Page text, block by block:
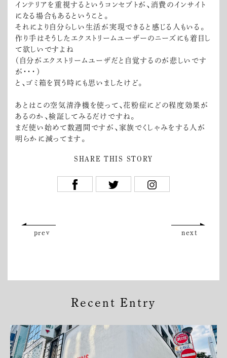
インテリアを重視するというコンセプトが、消費のインサイト
になる場合もあるということ。
それにより自分らしい生活が実現できると感じる人もいる。
作り手はそうしたエクストリームユーザーのニーズにも着目し
て欲しいですよね
（自分がエクストリームユーザだと自覚するのが悲しいです
が・・・）
と、ゴミ箱を買う時にも思いましたけど。
あとはこの空気清浄機を使って、花粉症にどの程度効果が
あるのか、検証してみるだけですね。
まだ使い始めて数週間ですが、家族でくしゃみをする人が
明らかに減ってます。
SHARE THIS STORY
prev next
Recent Entry